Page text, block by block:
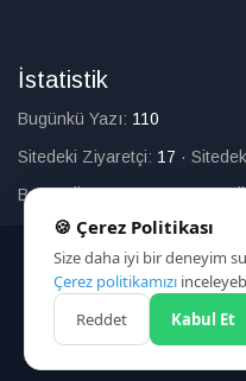
İstatistik
Bugünkü Yazı: 110
Sitedeki Ziyaretçi: 17 ·
Bugün Üye Olan:0·Toplam
HAKKIMIZDA
🍪 Çerez Politikası
Size daha iyi bir deneyim
Çerez politikamızı
Reddet
Kabul Et